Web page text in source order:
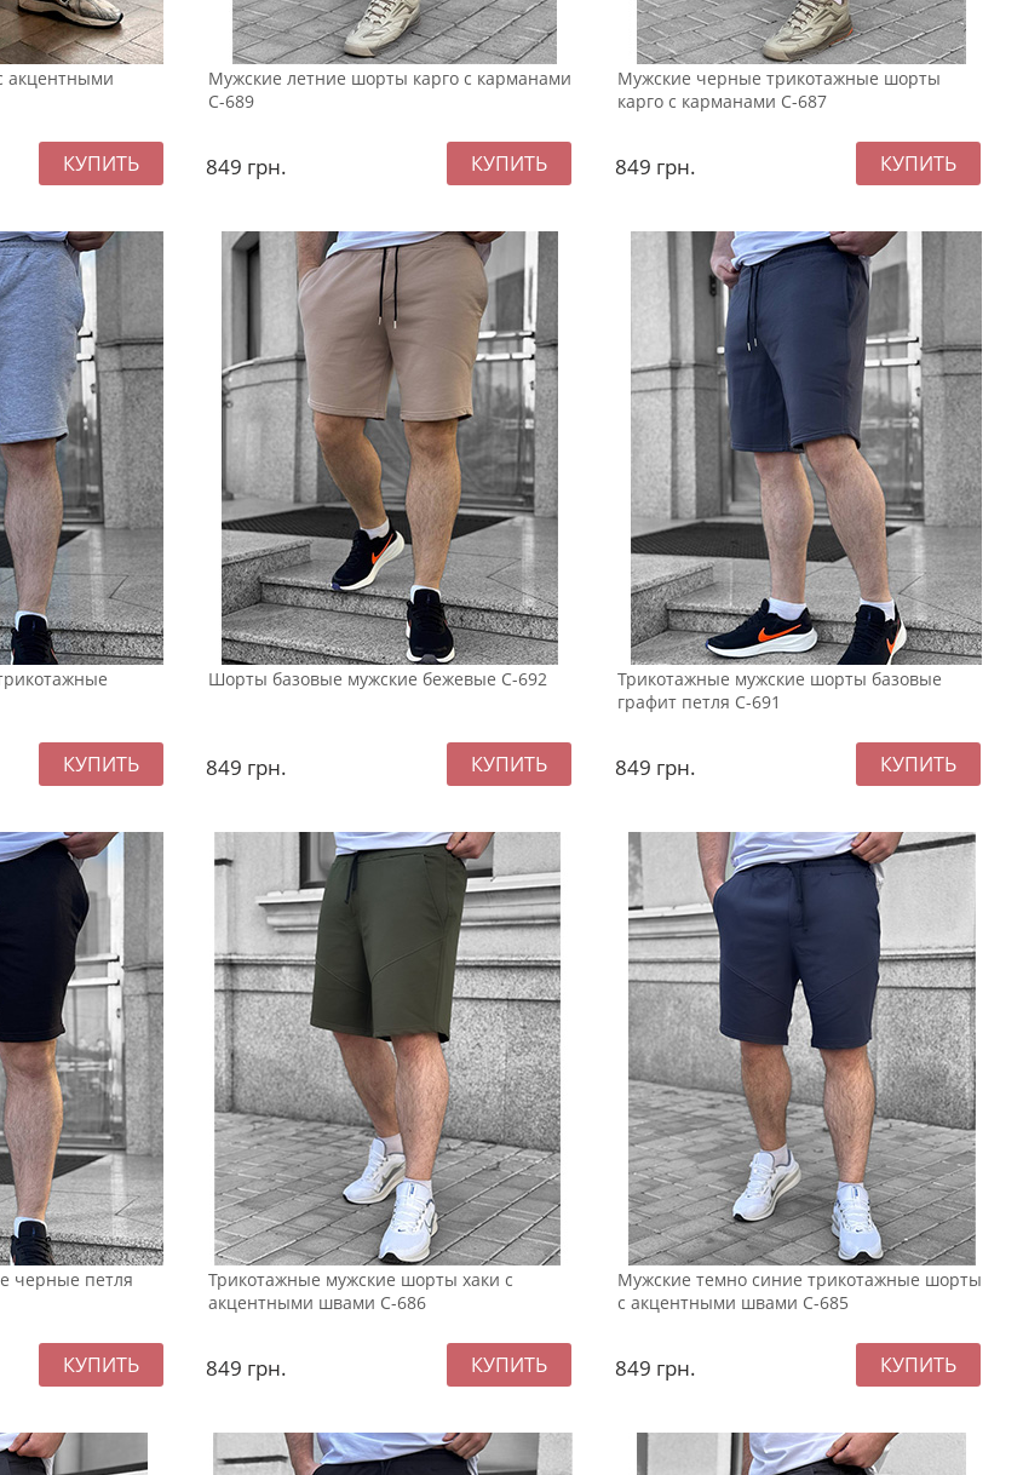
акцентными
Мужские летние шорты карго с карманами
С-689
849 грн.
Мужские черные трикотажные шорты
карго с карманами С-687
849 грн.
Шорты базовые мужские бежевые С-692
849 грн.
Трикотажные мужские шорты базовые
графит петля С-691
849 грн.
черные петля
Трикотажные мужские шорты хаки с
акцентными швами С-686
849 грн.
Мужские темно синие трикотажные шорты
с акцентными швами С-685
849 грн.